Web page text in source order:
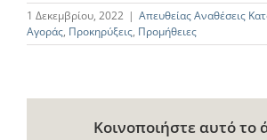
1 Δεκεμβρίου, 2022 | Απευθείας Αναθέσεις
Αγοράς, Προκηρύξεις, Προμήθειες
Κοινοποιήστε αυτό το